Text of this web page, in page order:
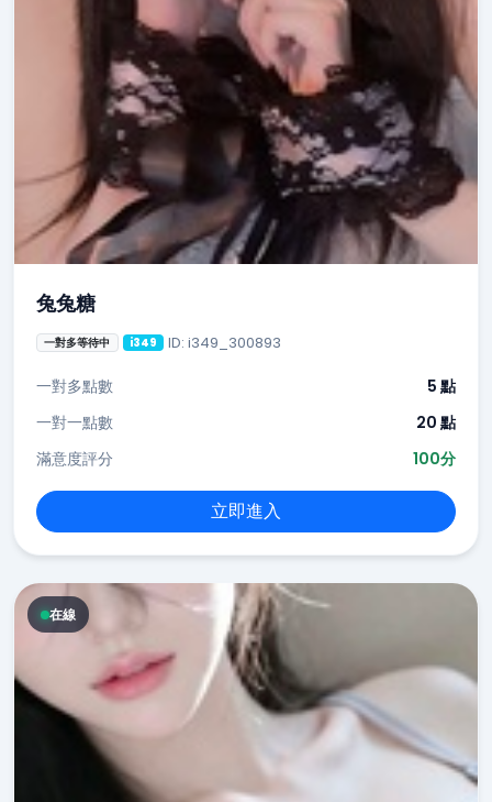
兔兔糖
一對多等待中 i349 ID: i349_300893
一對多點數
5 點
一對一點數
20 點
滿意度評分
100分
立即進入
在線